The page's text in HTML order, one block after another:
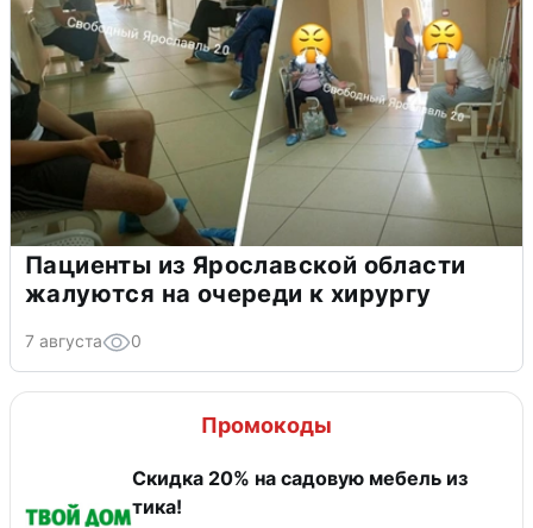
Пациенты из Ярославской области
жалуются на очереди к хирургу
7 августа 0
Промокоды
Скидка 20% на садовую мебель из
тика!